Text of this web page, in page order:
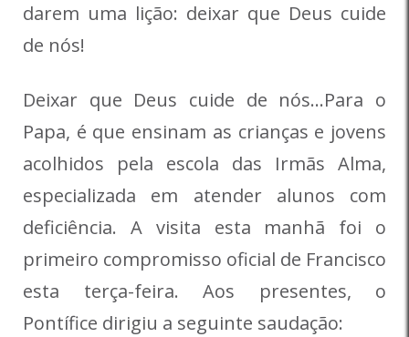
darem uma lição: deixar que Deus cuide
de nós!
Deixar que Deus cuide de nós…Para o
Papa, é que ensinam as crianças e jovens
acolhidos pela escola das Irmãs Alma,
especializada em atender alunos com
deficiência. A visita esta manhã foi o
primeiro compromisso oficial de Francisco
esta terça-feira. Aos presentes, o
Pontífice dirigiu a seguinte saudação: